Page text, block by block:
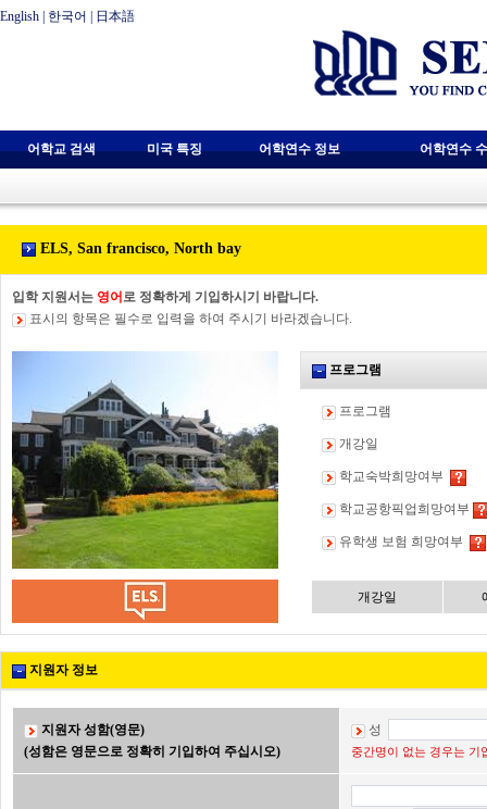
English 한국어 日本語
어학교 검색 미국 특징 어학연수 정보 어학연수
ELS, San francisco, North bay
입학 지원서는 영어 로 정확하게 기입하시기 바랍니다.
표시의 항목은 필수로 입력을 하여 주시기 바라겠습니다.
프로그램
프로그램
개강일
학교숙박희망여부
학교공항픽업희망여부
유학생 보험 희망여부
개강일
지원자 정보
지원자 성함(영문)
(성함은 영문으로 정확히 기입하여 주십시오)
성
중간명이 없는 경우는 기